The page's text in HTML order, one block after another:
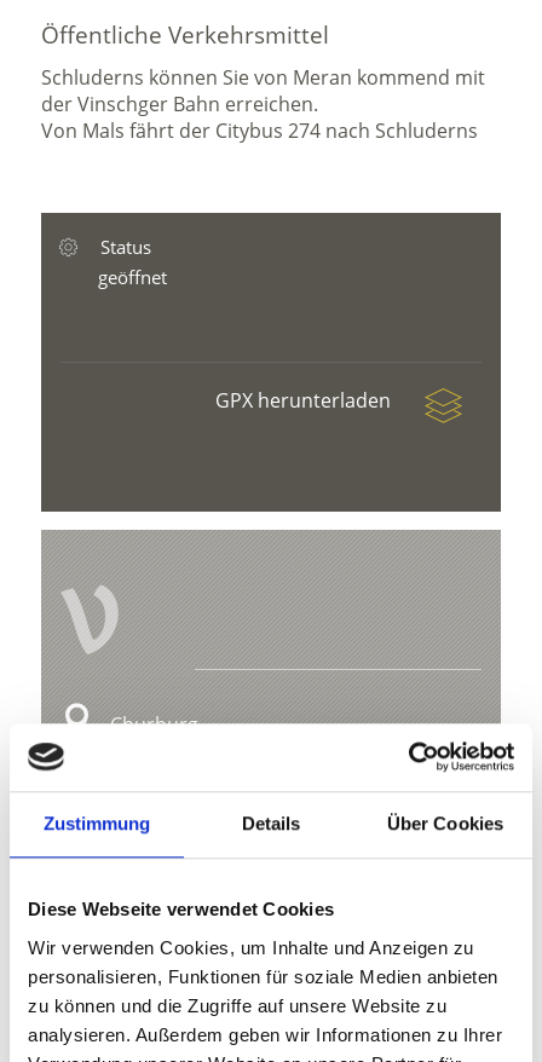
Zustimmung Details Über Cookies
Diese Webseite verwendet Cookies
Wir verwenden Cookies, um Inhalte und Anzeigen zu
personalisieren, Funktionen für soziale Medien anbieten
zu können und die Zugriffe auf unsere Website zu
analysieren. Außerdem geben wir Informationen zu Ihrer
Öffentliche Verkehrsmittel
Schluderns können Sie von Meran kommend mit
der Vinschger Bahn erreichen.
Von Mals fährt der Citybus 274 nach Schluderns
Status
geöffnet
GPX herunterladen
V
Churburg
39020 Schluderns
+39 0473 615 241
info@churburg.com
www.churburg.com
Karte & Höhenprofil